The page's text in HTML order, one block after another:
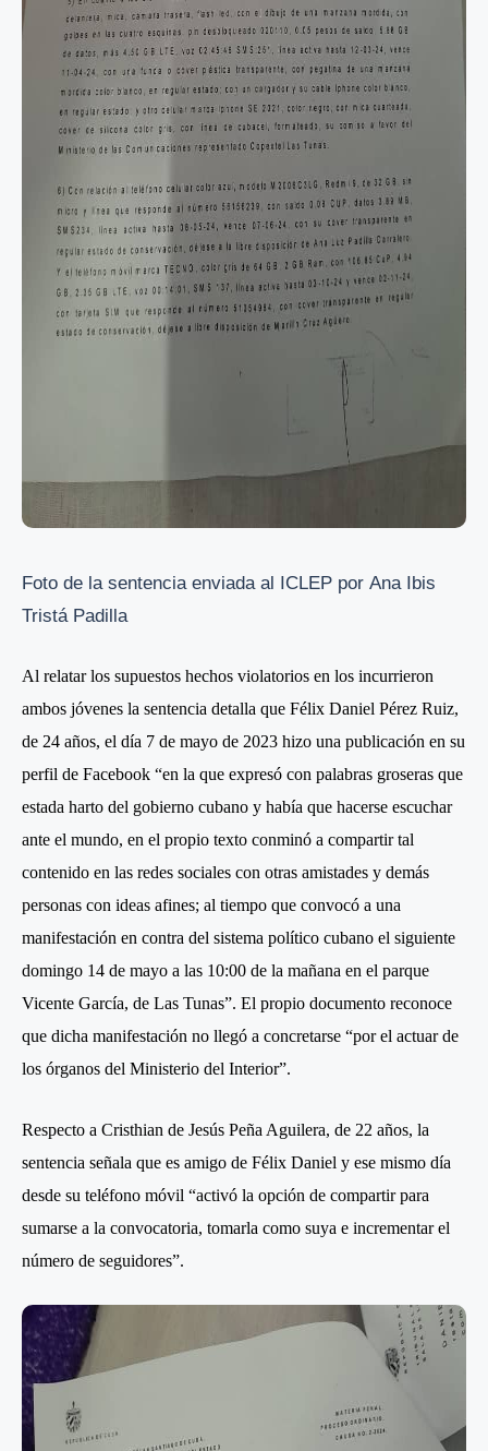
Foto de la sentencia enviada al ICLEP por Ana Ibis
Tristá Padilla
Al relatar los supuestos hechos violatorios en los incurrieron
ambos jóvenes la sentencia detalla que Félix Daniel Pérez Ruiz,
de 24 años, el día 7 de mayo de 2023 hizo una publicación en su
perfil de Facebook “en la que expresó con palabras groseras que
estada harto del gobierno cubano y había que hacerse escuchar
ante el mundo, en el propio texto conminó a compartir tal
contenido en las redes sociales con otras amistades y demás
personas con ideas afines; al tiempo que convocó a una
manifestación en contra del sistema político cubano el siguiente
domingo 14 de mayo a las 10:00 de la mañana en el parque
Vicente García, de Las Tunas”. El propio documento reconoce
que dicha manifestación no llegó a concretarse “por el actuar de
los órganos del Ministerio del Interior”.
Respecto a Cristhian de Jesús Peña Aguilera, de 22 años, la
sentencia señala que es amigo de Félix Daniel y ese mismo día
desde su teléfono móvil “activó la opción de compartir para
sumarse a la convocatoria, tomarla como suya e incrementar el
número de seguidores”.